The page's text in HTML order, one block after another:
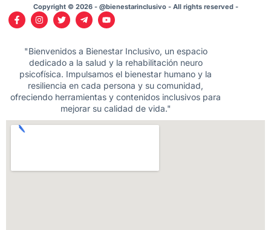
Copyright © 2026 - @bienestarinclusivo - All rights reserved -
"Bienvenidos a Bienestar Inclusivo, un espacio
dedicado a la salud y la rehabilitación neuro
psicofísica. Impulsamos el bienestar humano y la
resiliencia en cada persona y su comunidad,
ofreciendo herramientas y contenidos inclusivos para
mejorar su calidad de vida."